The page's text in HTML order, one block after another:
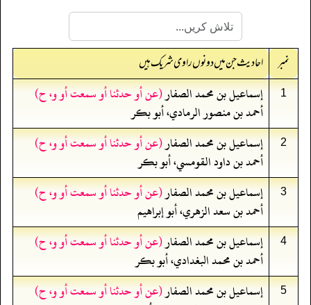
نمبر احادیث جن میں دونوں راوی شریک ہیں
1 إسماعيل بن محمد الصفار(عن أو حدثنا أو سمعت أو و، ح)
أحمد بن منصور الرمادي، أبو بكر
2 إسماعيل بن محمد الصفار(عن أو حدثنا أو سمعت أو و، ح)
أحمد بن داود القومسي، أبو بكر
3 إسماعيل بن محمد الصفار(عن أو حدثنا أو سمعت أو و، ح)
أحمد بن سعد الزهري، أبو إبراهيم
4 إسماعيل بن محمد الصفار(عن أو حدثنا أو سمعت أو و، ح)
أحمد بن محمد البغدادي، أبو بكر
5 إسماعيل بن محمد الصفار(عن أو حدثنا أو سمعت أو و، ح)